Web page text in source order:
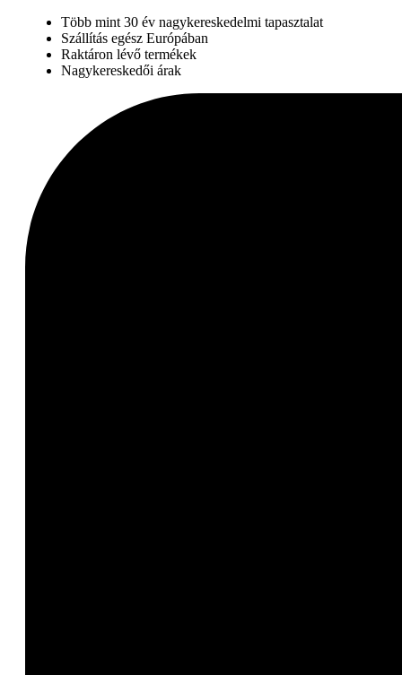
Több mint 30 év nagykereskedelmi tapasztalat
Szállítás egész Európában
Raktáron lévő termékek
Nagykereskedői árak